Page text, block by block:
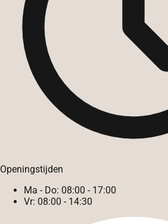
Openingstijden
Ma - Do: 08:00 - 17:00
Vr: 08:00 - 14:30